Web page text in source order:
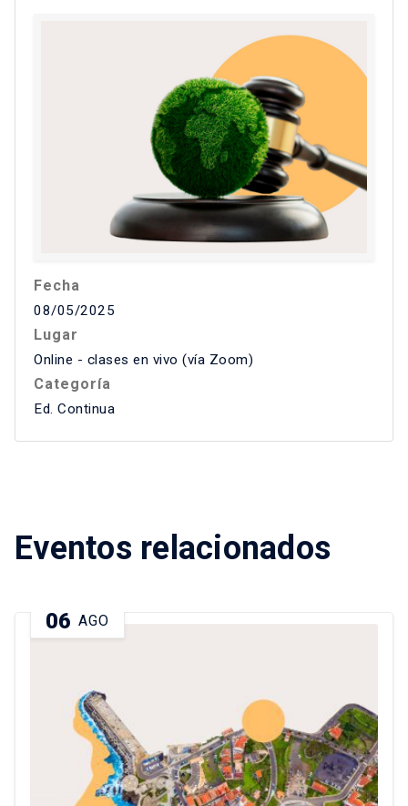
Fecha
08/05/2025
Lugar
Online - clases en vivo (vía Zoom)
Categoría
Ed. Continua
Eventos relacionados
06 AGO